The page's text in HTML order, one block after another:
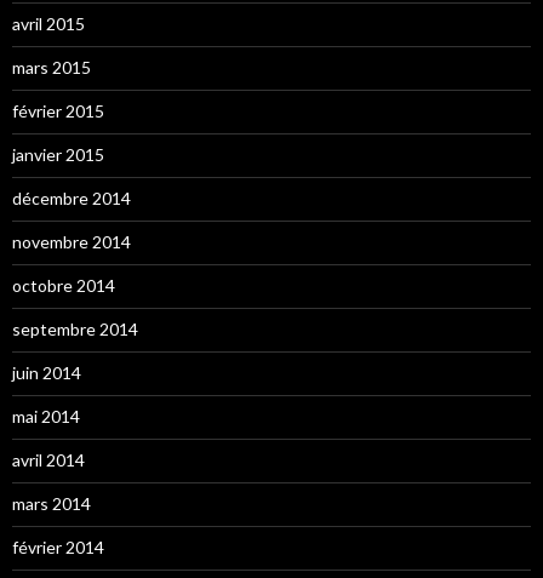
avril 2015
mars 2015
février 2015
janvier 2015
décembre 2014
novembre 2014
octobre 2014
septembre 2014
juin 2014
mai 2014
avril 2014
mars 2014
février 2014